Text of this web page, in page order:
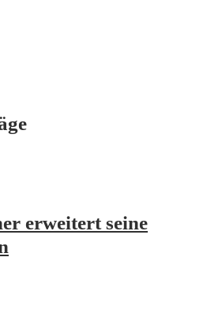
erweitert seine